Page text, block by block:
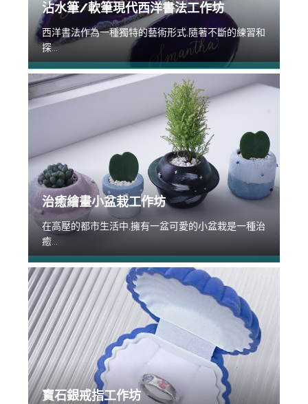
沾水筆/軟筆現代西洋書法工作坊
西洋書法作為一種獨特的藝術形式,隨著不斷的練習和
探...
治癒繪畫小盆栽工作坊
在高壓的都市生活中,擁有一盆可愛的小盆栽是一種治
癒...
寶石銀戒指工作坊